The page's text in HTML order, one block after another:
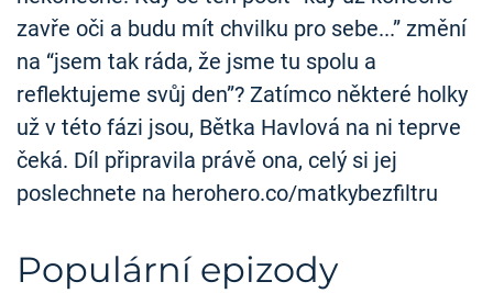
zavře oči a budu mít chvilku pro sebe...” změní
na “jsem tak ráda, že jsme tu spolu a
reflektujeme svůj den”? Zatímco některé holky
už v této fázi jsou, Bětka Havlová na ni teprve
čeká. Díl připravila právě ona, celý si jej
poslechnete na herohero.co/matkybezfiltru
Populární epizody